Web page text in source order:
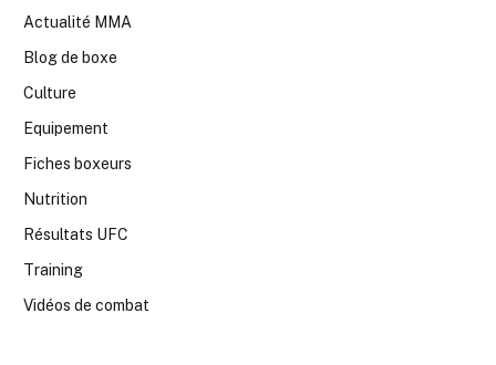
Actualité MMA
Blog de boxe
Culture
Equipement
Fiches boxeurs
Nutrition
Résultats UFC
Training
Vidéos de combat